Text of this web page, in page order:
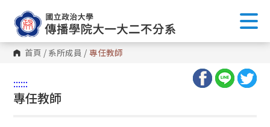
首頁 / 系所成員 / 專任教師
::::::
專任教師